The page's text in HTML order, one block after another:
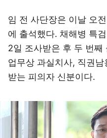
임 전 사단장은 이날 오
에 출석했다. 채해병 특
2일 조사받은 후 두 번째
업무상 과실치사, 직권
받는 피의자 신분이다.